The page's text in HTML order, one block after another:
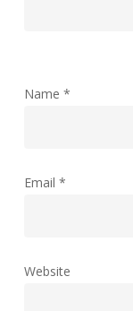
Name *
Email *
Website